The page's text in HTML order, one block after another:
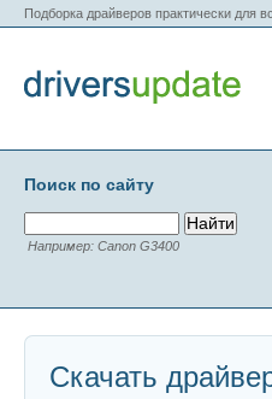
Подборка драйверов практически для
Поиск по сайту
Например: Canon G3400
Скачать